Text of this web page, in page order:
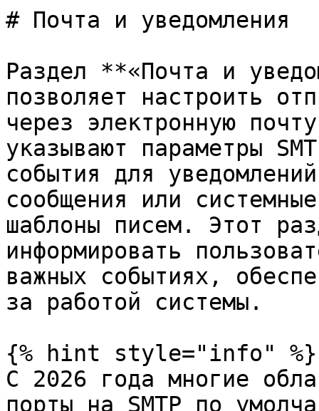
# Почта и уведомления
Раздел **«Почта и
позволяет настроить
через электронную
указывают параметры
события для
сообщения или
шаблоны писем. Этот
информировать
важных событиях,
за работой системы.
{% hint style="info" %}
С 2026 года многие
порты на SMTP по